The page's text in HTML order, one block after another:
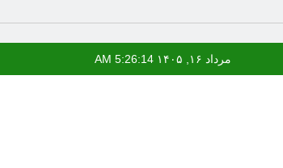
مرداد ۱۶, ۱۴۰۵ 5:26:15 AM